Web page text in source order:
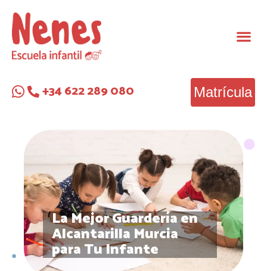
+34 622 289 080 Matrícula
La Mejor Guardería en
Alcantarilla Murcia
para Tu Infante